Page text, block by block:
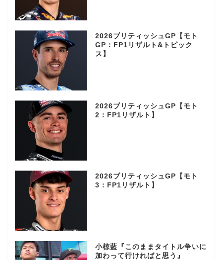
2026ブリティッシュGP【モト
GP：FP1リザルト&トピック
ス】
2026ブリティッシュGP【モト
2：FP1リザルト】
2026ブリティッシュGP【モト
3：FP1リザルト】
小椋藍『このままタイトル争いに
加わって行ければと思う』